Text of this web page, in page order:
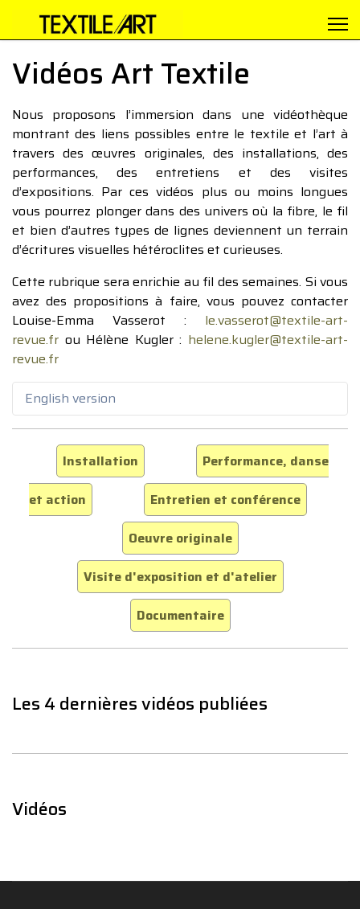
Vidéos Art Textile
Nous proposons l’immersion dans une vidéothèque
montrant des liens possibles entre le textile et l’art à
travers des œuvres originales, des installations, des
performances, des entretiens et des visites
d’expositions. Par ces vidéos plus ou moins longues
vous pourrez plonger dans des univers où la fibre, le fil
et bien d’autres types de lignes deviennent un terrain
d’écritures visuelles hétéroclites et curieuses.
Cette rubrique sera enrichie au fil des semaines. Si vous
avez des propositions à faire, vous pouvez contacter
Louise-Emma Vasserot : le.vasserot@textile-art-
revue.fr ou Hélène Kugler : helene.kugler@textile-art-
revue.fr
English version
Installation
Performance, danse
et action
Entretien et conférence
Oeuvre originale
Visite d'exposition et d'atelier
Documentaire
Les 4 dernières vidéos publiées
Vidéos